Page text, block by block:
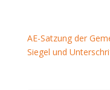
AE-Satzung der
Siegel und